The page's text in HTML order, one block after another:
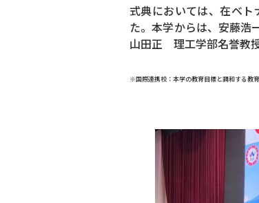
式典においては、在ベ
た。本学からは、安藤
山田正 理工学部名誉教
※国際連携校：本学の教育目標と調和する教